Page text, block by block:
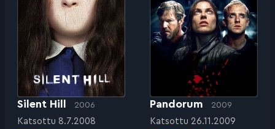
Silent Hill 2006
Katsottu 8.7.2008
Pandorum 2009
Katsottu 26.11.2009